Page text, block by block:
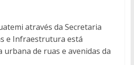
através da Secretaria
e Infraestrutura está
urbana de ruas e avenidas da